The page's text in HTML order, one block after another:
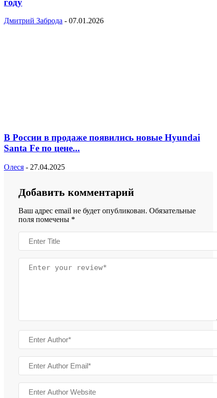
Дмитрий Заброда - 07.01.2026
В России в продаже появились новые Hyundai
Santa Fe по цене...
Олеся - 27.04.2025
Добавить комментарий
Ваш адрес email не будет опубликован. Обязательные
поля помечены *